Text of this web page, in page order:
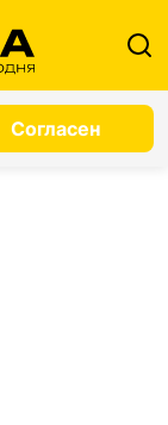
Согласен